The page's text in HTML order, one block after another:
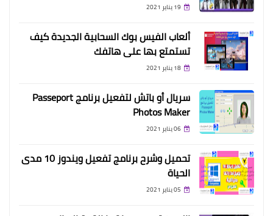
19 يناير 2021
ألعاب الفيس بوك السحابية الجديدة كيف
تستمتع بها على هاتفك
18 يناير 2021
سريال أو باتش لتفعيل برنامج Passeport
Photos Maker
06 يناير 2021
تحميل وشرح برنامج تفعيل ويندوز 10 مدى
الحياة
05 يناير 2021